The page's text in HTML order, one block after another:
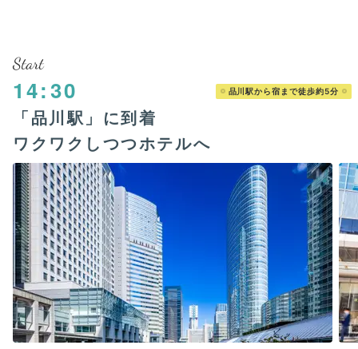
Start
14:30 品川駅から宿まで徒歩約5分
「品川駅」に到着
ワクワクしつつホテルへ